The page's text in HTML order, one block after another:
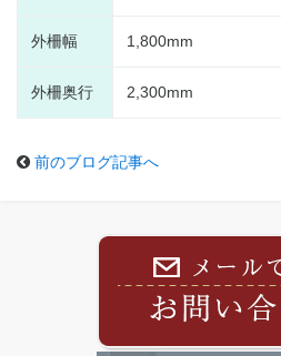
外柵幅 1,800mm
外柵奥行 2,300mm
前のブログ記事へ